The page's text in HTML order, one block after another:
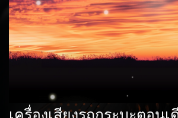
เครื่องเสียงรถกระบะตอนเ